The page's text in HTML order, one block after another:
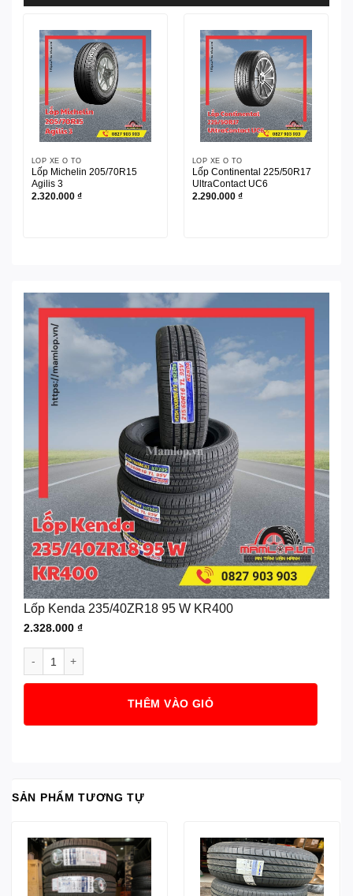
LỐP XE Ô TÔ
Lốp Michelin 205/70R15
Agilis 3
2.320.000 ₫
LỐP XE Ô TÔ
Lốp Continental 225/50R17
UltraContact UC6
2.290.000 ₫
Lốp Kenda 235/40ZR18 95 W KR400
2.328.000 ₫
THÊM VÀO GIỎ
SẢN PHẨM TƯƠNG TỰ